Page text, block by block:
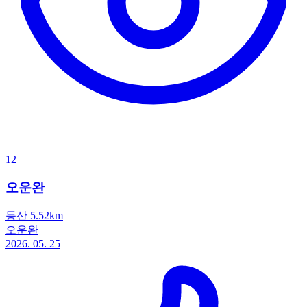
12
오운완
등산 5.52km
오운완
2026. 05. 25